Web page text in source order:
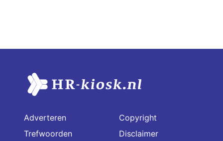
Adverteren
Trefwoorden
Copyright
Disclaimer